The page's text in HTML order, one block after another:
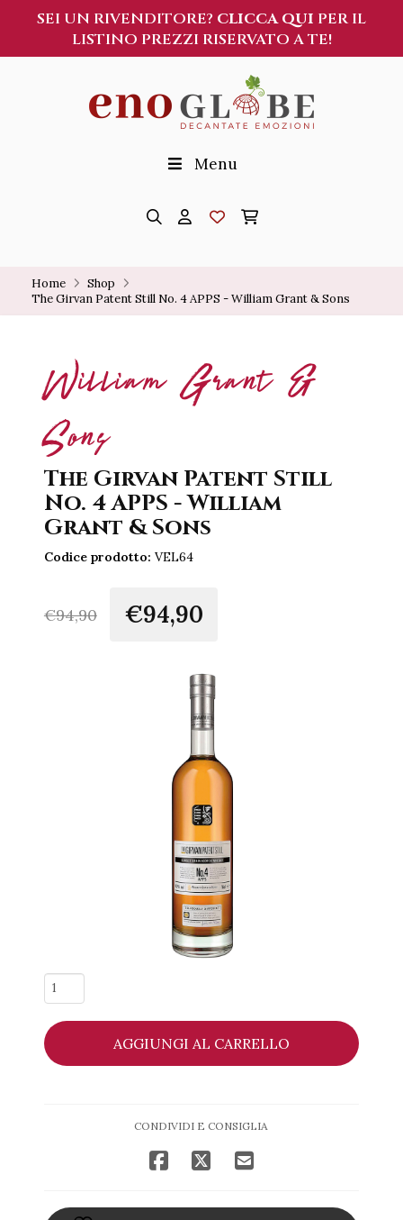
SEI UN RIVENDITORE? CLICCA QUI PER IL
LISTINO PREZZI RISERVATO A TE!
Menu
Home
Shop
The Girvan Patent Still No. 4 APPS - William Grant & Sons
William Grant &
Sons
The Girvan Patent Still
No. 4 APPS - William
Grant & Sons
Codice prodotto: VEL64
€94,90 €94,90
The
Girvan
Patent
Still
No.
Sons
AGGIUNGI AL CARRELLO
CONDIVIDI E CONSIGLIA